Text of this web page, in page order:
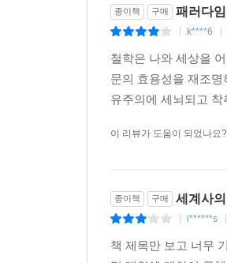
종이책 구매 패러다
k****6
철학은 나와 세상을
문의 효용성을 재조
유주의에 세뇌되고
이 리뷰가 도움이 되었나요?
종이책 구매 세계사
i******s
책 제목만 보고 너무